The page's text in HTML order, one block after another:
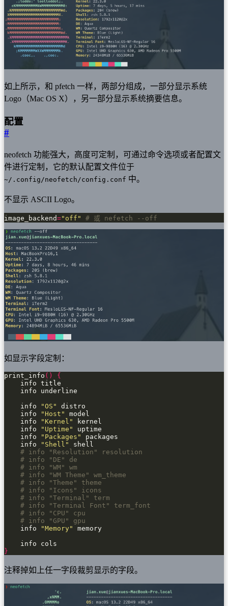
如上所示，和 pfetch 一样，两部分组成，一部分显示系统
Logo（Mac OS X），另一部分显示系统摘要信息。
配置
#
neofetch 功能强大，高度可定制，可通过命令选项或者配置文
件进行定制，它的默认配置文件位于
~/.config/neofetch/config.conf 中。
不显示 ASCII Logo。
image_backend="off" # 或 nefetch --off
如显示字段定制：
print_info ()
{
    info
"OS"
    info
"Host"
    info
"Kernel"
    info
"Uptime"
    info
"Packages"
    info
"Shell"
# info "Resolution" resolution
# info "DE" de
# info "WM" wm
# info "WM Theme" wm_theme
# info "Theme" theme
# info "Icons" icons
# info "Terminal" term
# info "Terminal Font" term_font
# info "CPU" cpu
# info "GPU" gpu
    info
"Memory"
}
注释掉如上任一字段裁剪显示的字段。